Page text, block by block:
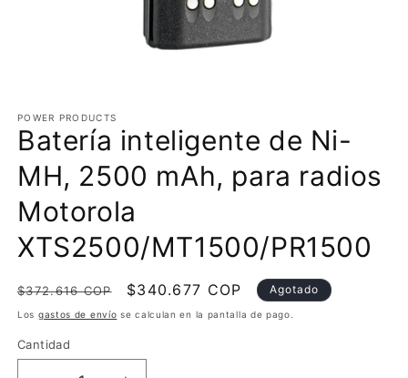
multimedia
1
en
ventana
modal
POWER PRODUCTS
Batería inteligente de Ni-
MH, 2500 mAh, para radios
Motorola
XTS2500/MT1500/PR1500
Precio
habitual
$372.616 COP
Precio
de
$340.677 COP Agotado
Los gastos de envío se calculan en la pantalla de pago.
Cantidad